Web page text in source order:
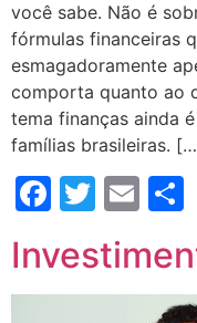
você sabe. Não é
fórmulas financeiras
esmagadoramente
comporta quanto ao
tema finanças ainda
famílias brasileiras.
Facebook
Twitter